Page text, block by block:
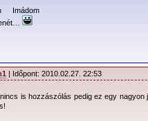
Imádom
| Időpont: 2010.02.27. 22:53
is hozzászólás pedig ez egy nagyon